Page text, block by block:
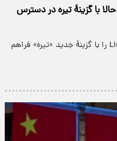
اپل و طراحی قابل تنظیم؛ Liquid Glass حالا با گزینهٔ تیره در دسترس
اپل امکان بازگشت به ظاهر قبلی Liquid Glass را با گزینهٔ جدید «تیره» فراهم